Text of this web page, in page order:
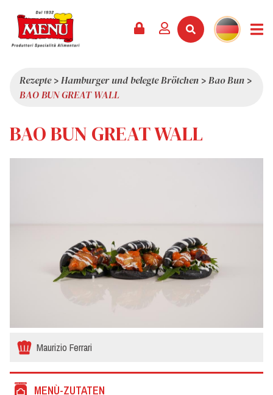
KATALOG
SERVICES
NEUHEITEN
PRÄMIEN
PRESSESCHAU
ÜBER UNS
QUALITÄT
WERTE
INTERESSANTES
Rezepte>Hamburger und belegte Brötchen >Bao Bun >
BAO BUN GREAT WALL
BAO BUN GREAT WALL
Maurizio Ferrari
MENÙ-ZUTATEN